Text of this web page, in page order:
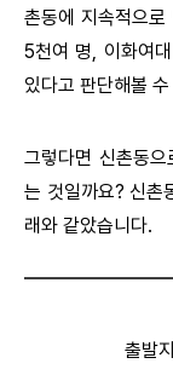
촌동에 지속적으
5천여 명, 이화여
있다고 판단해볼
그렇다면 신촌동
는 것일까요? 신촌
래와 같았습니다.
출발지